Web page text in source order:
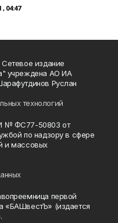
04:47
издание
учреждена АО ИА
Руслан
технологий
№ ФС77-50803 от
по надзору в сфере
и массовых
первой
«БАШвестЪ» (издается